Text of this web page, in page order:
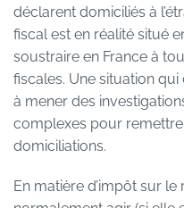
déclarent domiciliés à
fiscal est en réalité situé
soustraire en France à
fiscales. Une situation qui
à mener des
complexes pour
domiciliations.
En matière d’impôt sur